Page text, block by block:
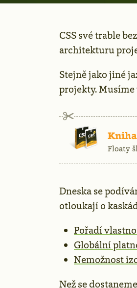
CSS své trable
architekturu
Stejně jako jiné
projekty.
Reklama
Floaty
Dneska se
otloukají o
Pořadí
Globální
Nemožnost
Než se